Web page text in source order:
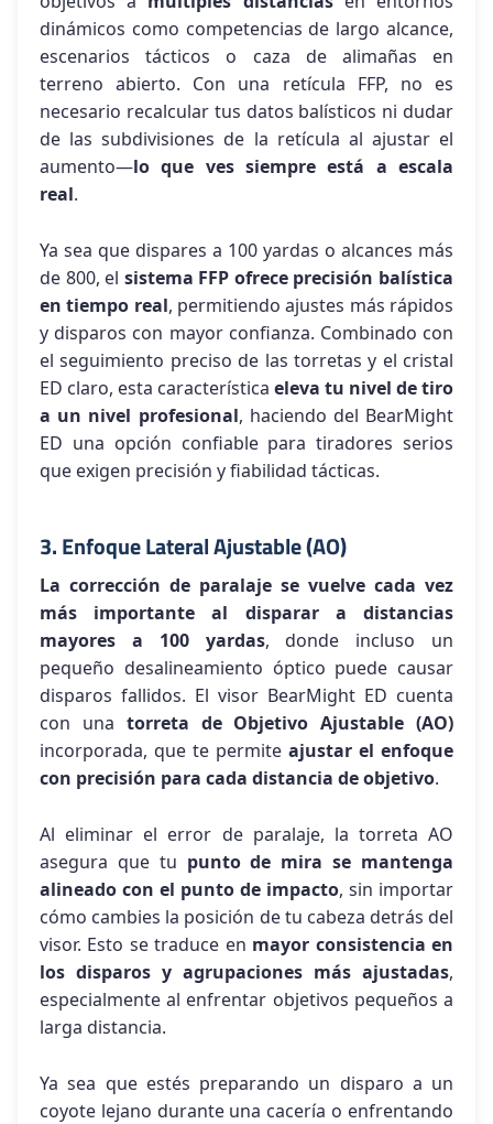
dinámicos como competencias de largo alcance,
escenarios tácticos o caza de alimañas en
terreno abierto. Con una retícula FFP, no es
necesario recalcular tus datos balísticos ni dudar
de las subdivisiones de la retícula al ajustar el
aumento—lo que ves siempre está a escala
real.
Ya sea que dispares a 100 yardas o alcances más
de 800, el sistema FFP ofrece precisión balística
en tiempo real, permitiendo ajustes más rápidos
y disparos con mayor confianza. Combinado con
el seguimiento preciso de las torretas y el cristal
ED claro, esta característica eleva tu nivel de tiro
a un nivel profesional, haciendo del BearMight
ED una opción confiable para tiradores serios
que exigen precisión y fiabilidad tácticas.
3. Enfoque Lateral Ajustable (AO)
La corrección de paralaje se vuelve cada vez
más importante al disparar a distancias
mayores a 100 yardas, donde incluso un
pequeño desalineamiento óptico puede causar
disparos fallidos. El visor BearMight ED cuenta
con una torreta de Objetivo Ajustable (AO)
incorporada, que te permite ajustar el enfoque
con precisión para cada distancia de objetivo.
Al eliminar el error de paralaje, la torreta AO
asegura que tu punto de mira se mantenga
alineado con el punto de impacto, sin importar
cómo cambies la posición de tu cabeza detrás del
visor. Esto se traduce en mayor consistencia en
los disparos y agrupaciones más ajustadas,
especialmente al enfrentar objetivos pequeños a
larga distancia.
Ya sea que estés preparando un disparo a un
coyote lejano durante una cacería o enfrentando